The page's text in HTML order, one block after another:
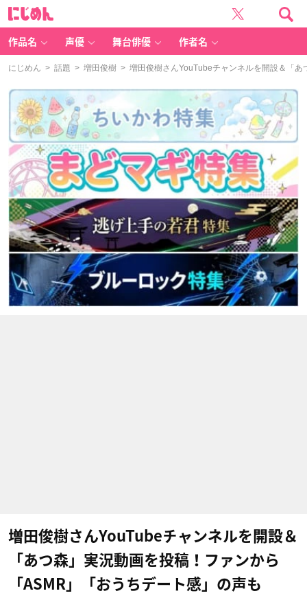
作品名 声優 舞台俳優 作者名
にじめん > 話題 > 増田俊樹 > 増田俊樹さんYouTubeチャンネルを開設＆「
増田俊樹さんYouTubeチャンネルを開設＆
「あつ森」実況動画を投稿！ファンから
「ASMR」「おうちデート感」の声も